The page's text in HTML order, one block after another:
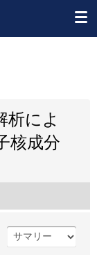
析によ
核成分